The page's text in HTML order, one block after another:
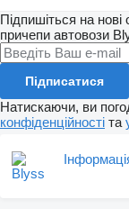
Підпишіться на
причепи автовози
Підписатися
Натискаючи, ви
конфіденційності та